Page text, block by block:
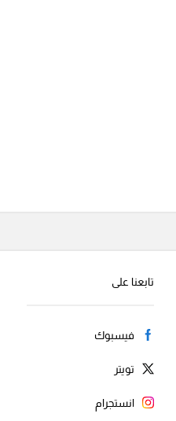
تابعنا على
فيسبوك
تويتر
انستجرام